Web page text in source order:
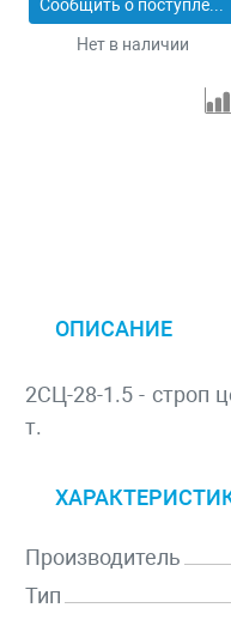
Сообщить о поступлении
Нет в наличии
ОПИСАНИЕ
2СЦ-28-1.5 - строп
т.
Производитель
Тип